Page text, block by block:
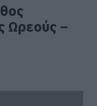
Ωρεούς –